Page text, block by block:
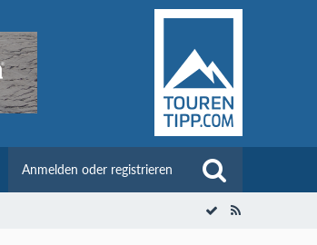
Anmelden oder registrieren